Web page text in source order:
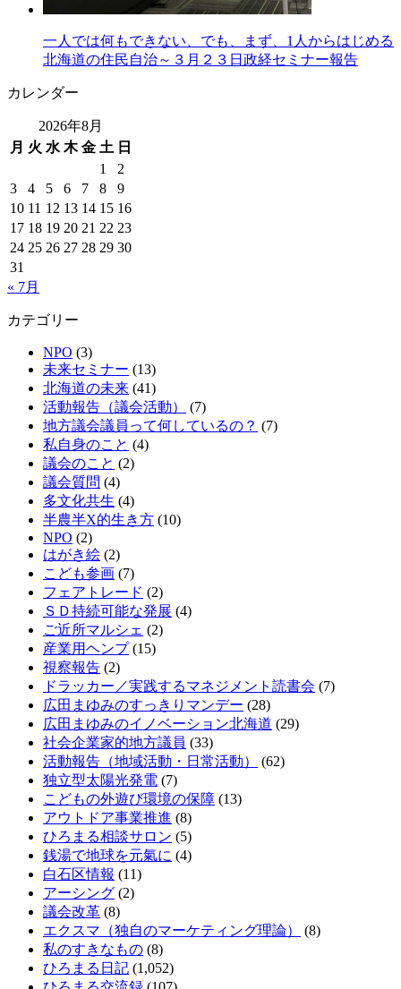
一人では何もできない、でも、まず、1人からはじめる
北海道の住民自治～３月２３日政経セミナー報告
カレンダー
2026年8月
月 火 水 木 金 土 日
1
2
3
4 5 6 7 8
9
10 11 12 13 14 15 16
17 18 19 20 21 22 23
24 25 26 27 28 29 30
31
« 7月
カテゴリー
NPO (3)
未来セミナー (13)
北海道の未来 (41)
活動報告（議会活動）
(7)
地方議会議員って何しているの？ (7)
私自身のこと (4)
議会のこと (2)
議会質問 (4)
多文化共生 (4)
半農半X的生き方 (10)
NPO (2)
はがき絵 (2)
こども参画 (7)
フェアトレード (2)
ＳＤ持続可能な発展 (4)
ご近所マルシェ (2)
産業用ヘンプ(15)
視察報告 (2)
ドラッカー／実践するマネジメント読書会 (7)
広田まゆみのすっきりマンデー (28)
広田まゆみのイノベーション北海道 (29)
社会企業家的地方議員 (33)
活動報告（地域活動・日常活動）
(62)
独立型太陽光発電 (7)
こどもの外遊び環境の保障 (13)
アウトドア事業推進 (8)
ひろまる相談サロン (5)
銭湯で地球を元氣に (4)
白石区情報 (11)
アーシング (2)
議会改革 (8)
エクスマ（独自のマーケティング理論）
(8)
私のすきなもの (8)
ひろまる日記 (1,052)